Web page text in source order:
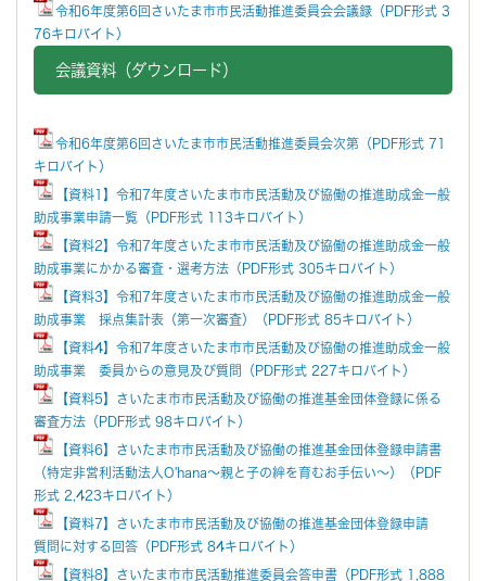
令和6年度第6回さいたま市市民活動推進委員会会議録（PDF形式 3
76キロバイト）
会議資料（ダウンロード）
令和6年度第6回さいたま市市民活動推進委員会次第（PDF形式 71
キロバイト）
【資料1】令和7年度さいたま市市民活動及び協働の推進助成金一般
助成事業申請一覧（PDF形式 113キロバイト）
【資料2】令和7年度さいたま市市民活動及び協働の推進助成金一般
助成事業にかかる審査・選考方法（PDF形式 305キロバイト）
【資料3】令和7年度さいたま市市民活動及び協働の推進助成金一般
助成事業 採点集計表（第一次審査）（PDF形式 85キロバイト）
【資料4】令和7年度さいたま市市民活動及び協働の推進助成金一般
助成事業 委員からの意見及び質問（PDF形式 227キロバイト）
【資料5】さいたま市市民活動及び協働の推進基金団体登録に係る
審査方法（PDF形式 98キロバイト）
【資料6】さいたま市市民活動及び協働の推進基金団体登録申請書
（特定非営利活動法人O'hana～親と子の絆を育むお手伝い～）（PDF
形式 2,423キロバイト）
【資料7】さいたま市市民活動及び協働の推進基金団体登録申請
質問に対する回答（PDF形式 84キロバイト）
【資料8】さいたま市市民活動推進委員会答申書（PDF形式 1,888